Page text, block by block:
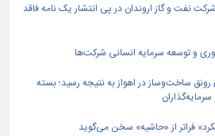
نفت و گاز اروندان در پی انتشار یک نامه فاقد
و توسعه سرمایه انسانی شرکت‌ها
ساخت‌وساز در اهواز به نتیجه رسید؛ بسته
فراتر از «حاشیه» سخن می‌گوید